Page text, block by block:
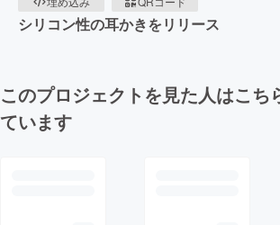
シリコン性の耳かきをリリース
このプロジェクトを見た人はこち
ています